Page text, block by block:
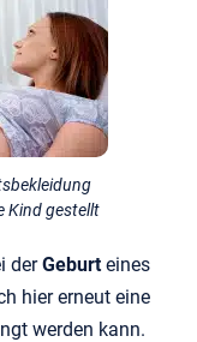
Kind gestellt
derGeburteines
hier erneut eine
werden kann.